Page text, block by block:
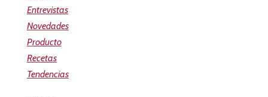
Entrevistas
Novedades
Producto
Recetas
Tendencias